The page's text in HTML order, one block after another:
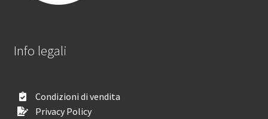
Info legali
Condizioni di vendita
Privacy Policy